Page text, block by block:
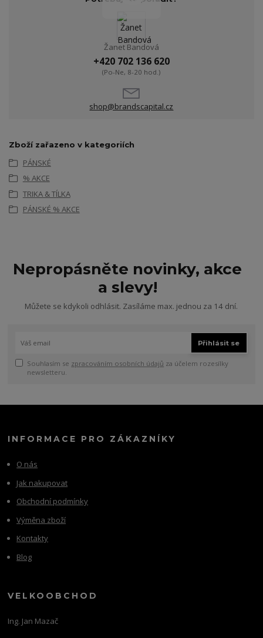
Žanet Bandová
+420 702 136 620
(Po-Ne, 8-20 hod.)
shop@brandscapital.cz
Zboží zařazeno v kategoriích
PÁNSKÉ
% AKCE
TRIKA & TÍLKA
PÁNSKÉ % AKCE
Nepropásněte novinky, akce
a slevy!
Můžete se kdykoli odhlásit. Zasíláme max. jednou za 14 dní.
Přihlásit se
Souhlasím se zpracováním osobních údajů za účelem rozesílky
newsletteru.
INFORMACE PRO ZÁKAZNÍKY
O nás
Jak nakupovat
Obchodní podmínky
Výměna zboží
Kontakty
Blog
VELKOOBCHOD
Ing. Jan Mazač